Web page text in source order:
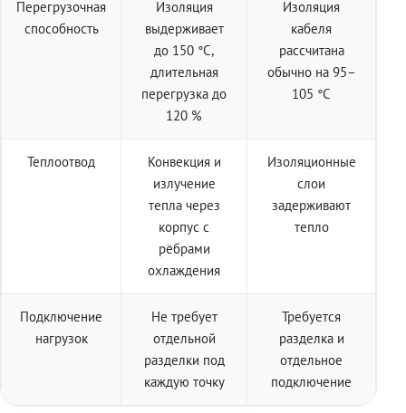
Перегрузочная
способность
Изоляция
выдерживает
до 150 °C,
длительная
перегрузка до
120 %
Изоляция
кабеля
рассчитана
обычно на 95–
105 °C
Теплоотвод
Конвекция и
излучение
тепла через
корпус с
рёбрами
охлаждения
Изоляционные
слои
задерживают
тепло
Подключение
нагрузок
Не требует
отдельной
разделки под
каждую точку
Требуется
разделка и
отдельное
подключение